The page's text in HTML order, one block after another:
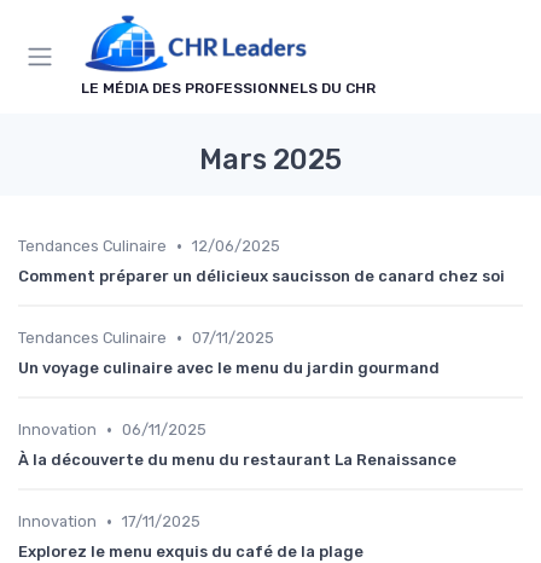
LE MÉDIA DES PROFESSIONNELS DU CHR
Mars 2025
Tendances Culinaire • 12/06/2025
Comment préparer un délicieux saucisson de canard chez soi
Tendances Culinaire • 07/11/2025
Un voyage culinaire avec le menu du jardin gourmand
Innovation • 06/11/2025
À la découverte du menu du restaurant La Renaissance
Innovation • 17/11/2025
Explorez le menu exquis du café de la plage
Panneau de gestion des cookies